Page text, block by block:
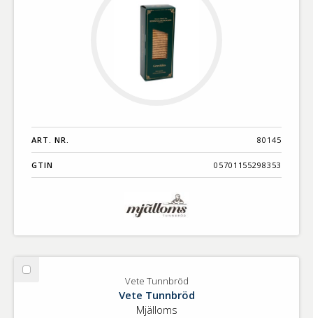
ART. NR. 80145
GTIN 05701155298353
Välj
Vete Tunnbröd
Vete Tunnbröd
Mjälloms